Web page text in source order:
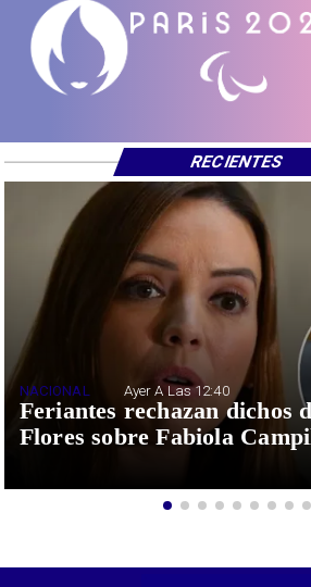
Feriantes rechazan dichos
Flores sobre Fabiola
NACIONAL Ayer A Las 12:40
RECIENTES